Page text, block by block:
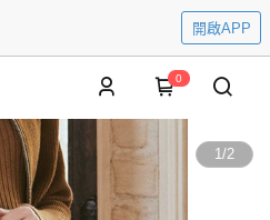
開啟APP
0
1/2